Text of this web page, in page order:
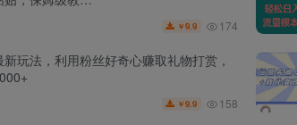
￥9.9 174
玩法，利用粉丝好奇心赚取礼物打赏，
￥9.9 158